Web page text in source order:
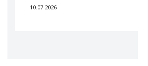
10.07.2026